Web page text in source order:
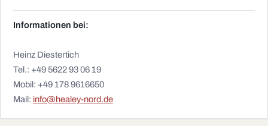
Informationen bei:
Heinz Diestertich
Tel.: +49 5622 93 06 19
Mobil: +49 178 9616650
Mail: info@healey-nord.de